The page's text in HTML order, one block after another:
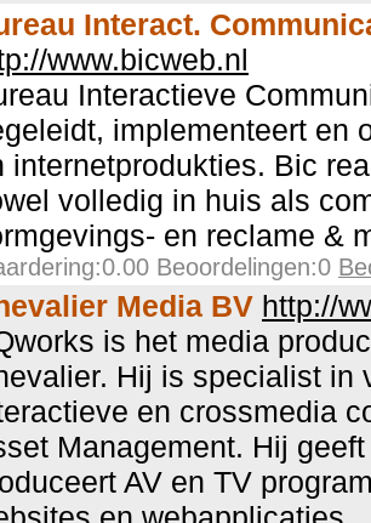
Interact.
www.bicweb.nl
Interactieve
implementeert en
internetprodukties. Bic
volledig in huis als
en reclame &
Beoordelingen:0
Media BV http://
is het media
Hij is specialist in
en crossmedia
Management. Hij
AV en TV